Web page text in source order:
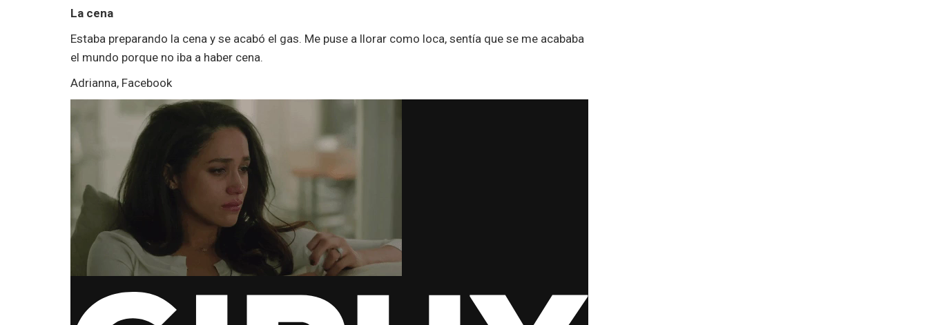
La cena
Estaba preparando la cena y se acabó el gas. Me puse a llorar como loca, sentía que se me acababa
el mundo porque no iba a haber cena.
Adrianna, Facebook